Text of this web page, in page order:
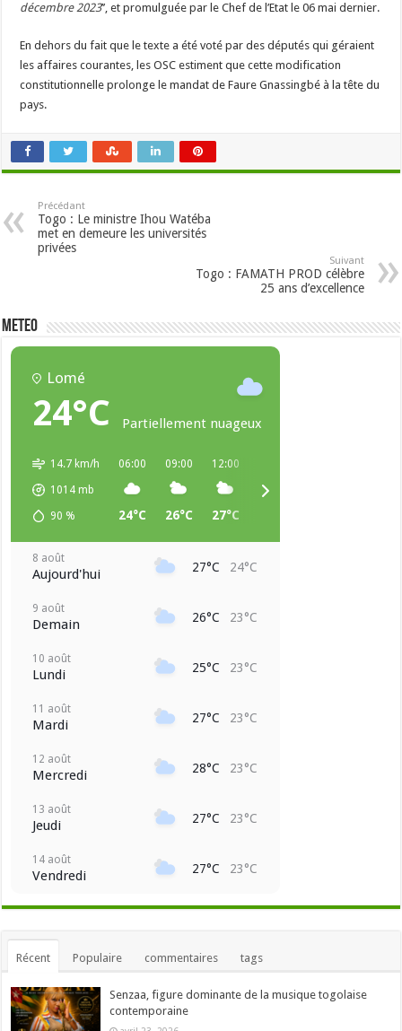
décembre 2023’’, et promulguée par le Chef de l’Etat le 06 mai dernier.
En dehors du fait que le texte a été voté par des députés qui géraient
les affaires courantes, les OSC estiment que cette modification
constitutionnelle prolonge le mandat de Faure Gnassingbé à la tête du
pays.
Précédant
Togo : Le ministre Ihou Watéba
met en demeure les universités
privées
Suivant
Togo : FAMATH PROD célèbre
25 ans d’excellence
METEO
Lomé
24°C Partiellement nuageux
14.7 km/h
1014 mb
90 %
06:00
24°C
09:00
26°C
12:00
27°C
8 août
Aujourd'hui 27°C 24°C
9 août
Demain 26°C 23°C
10 août
Lundi 25°C 23°C
11 août
Mardi 27°C 23°C
12 août
Mercredi 28°C 23°C
13 août
Jeudi 27°C 23°C
14 août
Vendredi 27°C 23°C
Récent Populaire commentaires tags
Senzaa, figure dominante de la musique togolaise
contemporaine